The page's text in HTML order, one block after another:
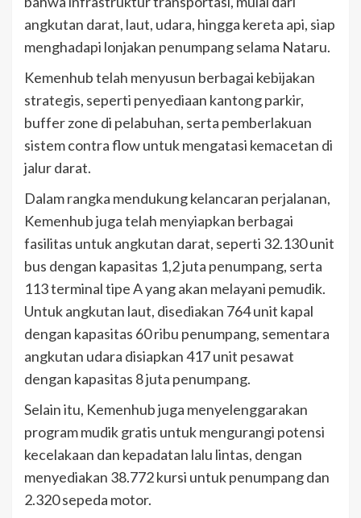
angkutan darat, laut, udara, hingga kereta api, siap
menghadapi lonjakan penumpang selama Nataru.
Kemenhub telah menyusun berbagai kebijakan
strategis, seperti penyediaan kantong parkir,
buffer zone di pelabuhan, serta pemberlakuan
sistem contra flow untuk mengatasi kemacetan di
jalur darat.
Dalam rangka mendukung kelancaran perjalanan,
Kemenhub juga telah menyiapkan berbagai
fasilitas untuk angkutan darat, seperti 32.130 unit
bus dengan kapasitas 1,2 juta penumpang, serta
113 terminal tipe A yang akan melayani pemudik.
Untuk angkutan laut, disediakan 764 unit kapal
dengan kapasitas 60 ribu penumpang, sementara
angkutan udara disiapkan 417 unit pesawat
dengan kapasitas 8 juta penumpang.
Selain itu, Kemenhub juga menyelenggarakan
program mudik gratis untuk mengurangi potensi
kecelakaan dan kepadatan lalu lintas, dengan
menyediakan 38.772 kursi untuk penumpang dan
2.320 sepeda motor.